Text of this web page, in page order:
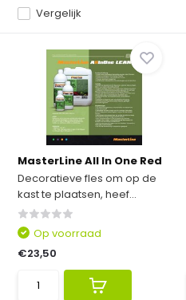
Vergelijk
MasterLine All In One Red
Decoratieve fles om op de
kast te plaatsen, heef...
Op voorraad
€23,50